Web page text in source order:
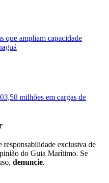
que ampliam capacidade
milhões em cargas de
responsabilidade exclusiva de
do Guia Marítimo. Se
denuncie.